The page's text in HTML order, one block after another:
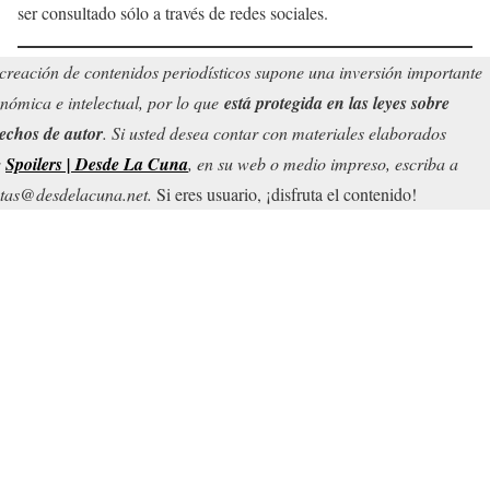
ser consultado sólo a través de redes sociales.
de contenidos periodísticos supone una inversión importante
e intelectual, por lo que está protegida en las leyes sobre
de autor. Si usted desea contar con materiales elaborados
Spoilers | Desde La Cuna, en su web o medio impreso, escriba a
Si eres usuario, ¡disfruta el contenido!